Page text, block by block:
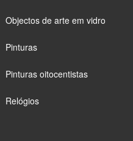
Objectos de arte em vidro
Pinturas
Pinturas oitocentistas
Relógios